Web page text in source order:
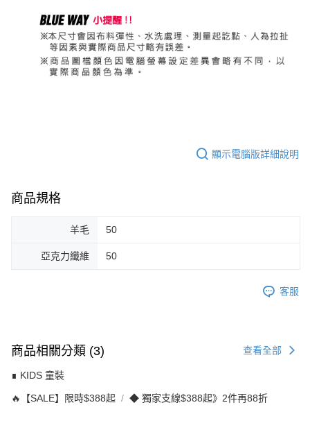
顯示電腦版詳細說明
商品規格
羊毛 50
亞克力纖維 50
客服
商品相關分類 (3) 查看全部
∎ KIDS 童裝
🔥【SALE】限時$388起 ◆ 獨家支線$388起》2件再88折